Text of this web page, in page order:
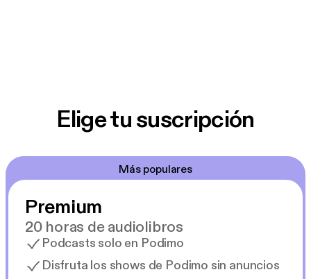
Elige tu suscripción
Más populares
Premium
20 horas de audiolibros
Podcasts solo en Podimo
Disfruta los shows de Podimo sin anuncios